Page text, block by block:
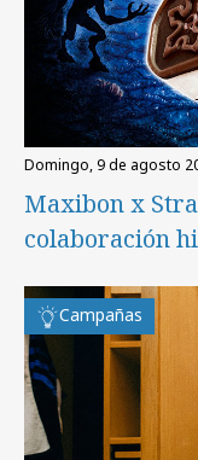
domingo, 9 de agosto
Maxibon x
colaboración
Campañas